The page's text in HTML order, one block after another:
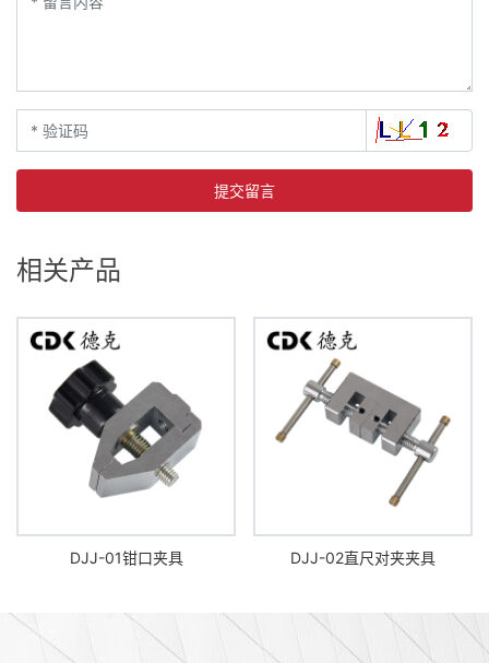
提交留言
相关产品
DJJ-01钳口夹具 DJJ-02直尺对夹夹具